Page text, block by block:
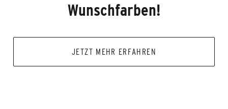
Wunschfarben!
JETZT MEHR ERFAHREN